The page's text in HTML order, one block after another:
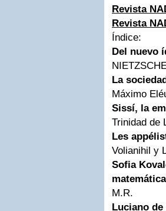
Revista
Revista
Índice:
Del nuevo
La
Máximo
Sissí, la
Trinidad de
Les
Volianihil y
Sofia
M.R.
Luciano